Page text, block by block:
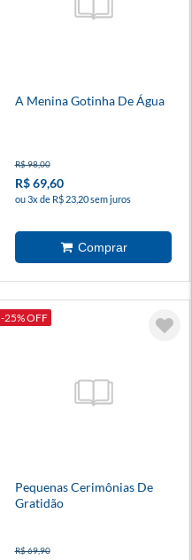
A Menina Gotinha De Água
R$ 98,00
R$ 69,60
ou 3x de R$ 23,20 sem juros
-25% OFF
Pequenas Cerimônias De
Gratidão
R$ 69,90